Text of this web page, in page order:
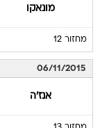
מונאקו
מחזור 12
06/11/2015
אנז'ה